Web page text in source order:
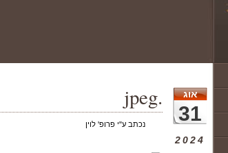
אוג
31
2024
.jpeg
נכתב ע"י פרופ' לוין